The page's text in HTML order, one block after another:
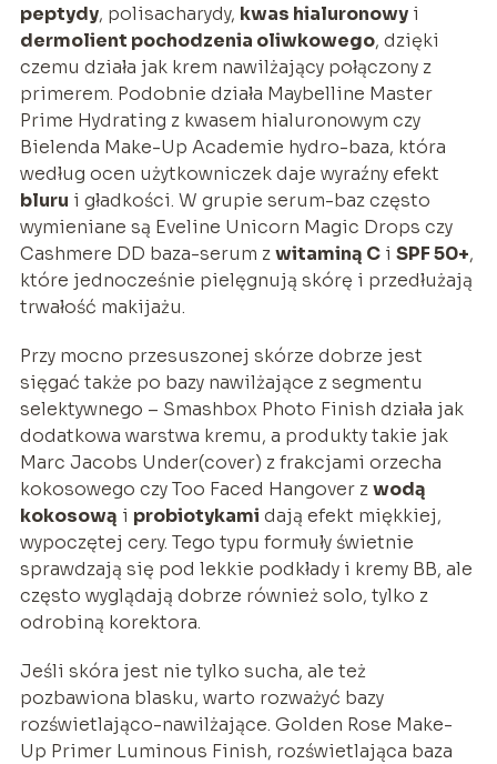
peptydy, polisacharydy, kwas hialuronowyi
dermolient pochodzenia oliwkowego, dzięki
czemu działa jak krem nawilżający połączony z
primerem. Podobnie działa Maybelline Master
Prime Hydrating z kwasem hialuronowym czy
Bielenda Make-Up Academie hydro-baza, która
według ocen użytkowniczek daje wyraźny efekt
bluru i gładkości. W grupie serum-baz często
wymieniane są Eveline Unicorn Magic Drops czy
Cashmere DD baza-serum zwitaminą Ci SPF 50+,
które jednocześnie pielęgnują skórę i przedłużają
trwałość makijażu.
Przy mocno przesuszonej skórze dobrze jest
sięgać także po bazy nawilżające z segmentu
selektywnego – Smashbox Photo Finish działa jak
dodatkowa warstwa kremu, a produkty takie jak
Marc Jacobs Under(cover) z frakcjami orzecha
kokosowego czy Too Faced Hangover zwodą
kokosową i probiotykami dają efekt miękkiej,
wypoczętej cery. Tego typu formuły świetnie
sprawdzają się pod lekkie podkłady i kremy BB, ale
często wyglądają dobrze również solo, tylko z
odrobiną korektora.
Jeśli skóra jest nie tylko sucha, ale też
pozbawiona blasku, warto rozważyć bazy
rozświetlająco-nawilżające. Golden Rose Make-
Up Primer Luminous Finish, rozświetlająca baza